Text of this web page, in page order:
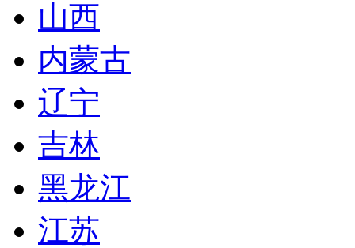
山西
内蒙古
辽宁
吉林
黑龙江
江苏